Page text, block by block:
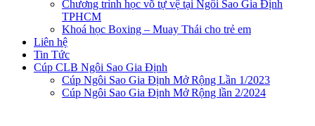
Chương trình học võ tự vệ tại Ngôi Sao Gia Định
TPHCM
Khoá học Boxing – Muay Thái cho trẻ em
Liên hệ
Tin Tức
Cúp CLB Ngôi Sao Gia Định
Cúp Ngôi Sao Gia Định Mở Rộng Lần 1/2023
Cúp Ngôi Sao Gia Định Mở Rộng lần 2/2024